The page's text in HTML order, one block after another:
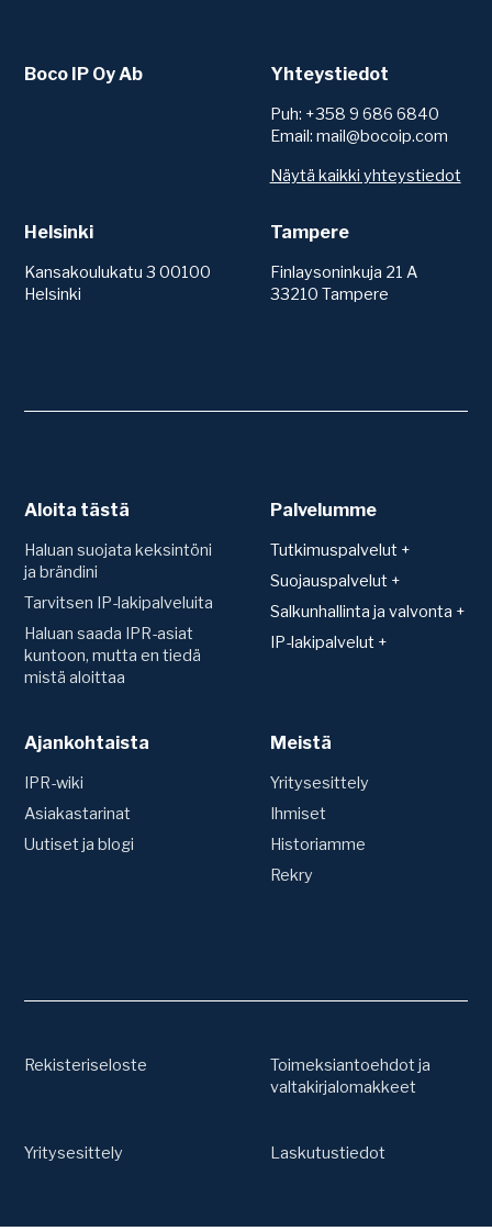
Boco IP Oy Ab Yhteystiedot
Puh: +358 9 686 6840
Email: mail@bocoip.com
Näytä kaikki yhteystiedot
Helsinki
Kansakoulukatu 3 00100
Helsinki
Tampere
Finlaysoninkuja 21 A
33210 Tampere
Aloita tästä
Haluan suojata keksintöni
ja brändini
Tarvitsen IP-lakipalveluita
Haluan saada IPR-asiat
kuntoon, mutta en tiedä
mistä aloittaa
Palvelumme
Tutkimuspalvelut +
Patentit
Teknologiakartoitus
(FTO)
Tavaramerkit
Suojauspalvelut +
Suojan hakeminen ja
Verkkotunnus (Domain)
Patentti
Salkunhallinta ja valvonta +
Salkunhallinta
Siirrot ja nimenmuutokset
Vuosimaksut ja uudistukset
Valvonta
Kilpailijaseuranta
Patenttirekisterien valvonta
IP-lakipalvelut +
Oikeudenkäynnit
Väite- ja
Muut lakipalvelut
Ajankohtaista
IPR-wiki
Asiakastarinat
Uutiset ja blogi
Meistä
Yritysesittely
Ihmiset
Historiamme
Rekry
Rekisteriseloste
Toimeksiantoehdot ja
valtakirjalomakkeet
Yritysesittely Laskutustiedot